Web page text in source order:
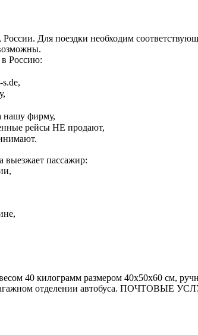
Для поездки необходим
в Россию:
s.de,
нашу фирму,
рейсы НЕ продают,
выезжает пассажир:
40 килограмм размером 40х50х60 см,
багажном отделении автобуса.